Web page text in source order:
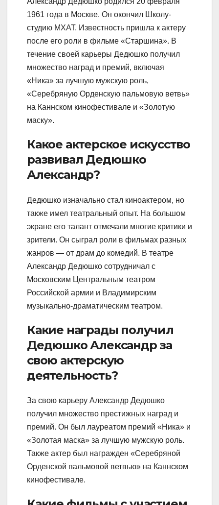
1961 года в Москве. Он окончил Школу-
студию МХАТ. Известность пришла к актеру
после его роли в фильме «Старшина». В
течение своей карьеры Дедюшко получил
множество наград и премий, включая
«Ника» за лучшую мужскую роль,
«Серебряную Орденскую пальмовую ветвь»
на Каннском кинофестивале и «Золотую
маску».
Какое актерское искусство
развивал Дедюшко
Александр?
Дедюшко изначально стал киноактером, но
также имел театральный опыт. На большом
экране его талант отмечали многие критики и
зрители. Он сыграл роли в фильмах разных
жанров — от драм до комедий. В театре
Александр Дедюшко сотрудничал с
Московским Центральным театром
Российской армии и Владимирским
музыкально-драматическим театром.
Какие награды получил
Дедюшко Александр за
свою актерскую
деятельность?
За свою карьеру Александр Дедюшко
получил множество престижных наград и
премий. Он был лауреатом премий «Ника» и
«Золотая маска» за лучшую мужскую роль.
Также актер был награжден «Серебряной
Орденской пальмовой ветвью» на Каннском
кинофестивале.